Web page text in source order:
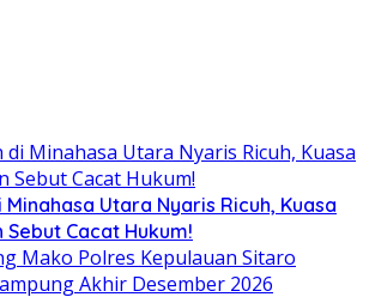
Minahasa Utara Nyaris Ricuh, Kuasa
Sebut Cacat Hukum!